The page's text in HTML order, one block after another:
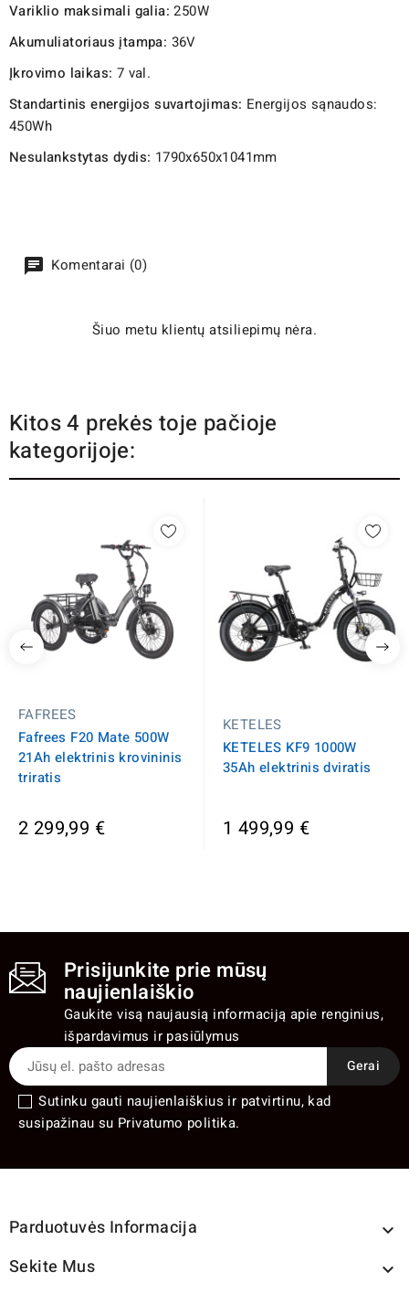
Variklio maksimali galia: 250W
Akumuliatoriaus įtampa: 36V
Įkrovimo laikas: 7 val.
Standartinis energijos suvartojimas: Energijos sąnaudos:
450Wh
Nesulankstytas dydis: 1790x650x1041mm
Komentarai (0)
Šiuo metu klientų atsiliepimų nėra.
Kitos 4 prekės toje pačioje
kategorijoje:
FAFREES
Fafrees F20 Mate 500W
21Ah elektrinis krovininis
triratis
2 299,99 €
KETELES
KETELES KF9 1000W
35Ah elektrinis dviratis
1 499,99 €
Prisijunkite prie mūsų
naujienlaiškio
Gaukite visą naujausią informaciją apie renginius,
išpardavimus ir pasiūlymus
Sutinku gauti naujienlaiškius ir patvirtinu, kad
susipažinau su Privatumo politika.
Parduotuvės Informacija 
Sekite Mus 